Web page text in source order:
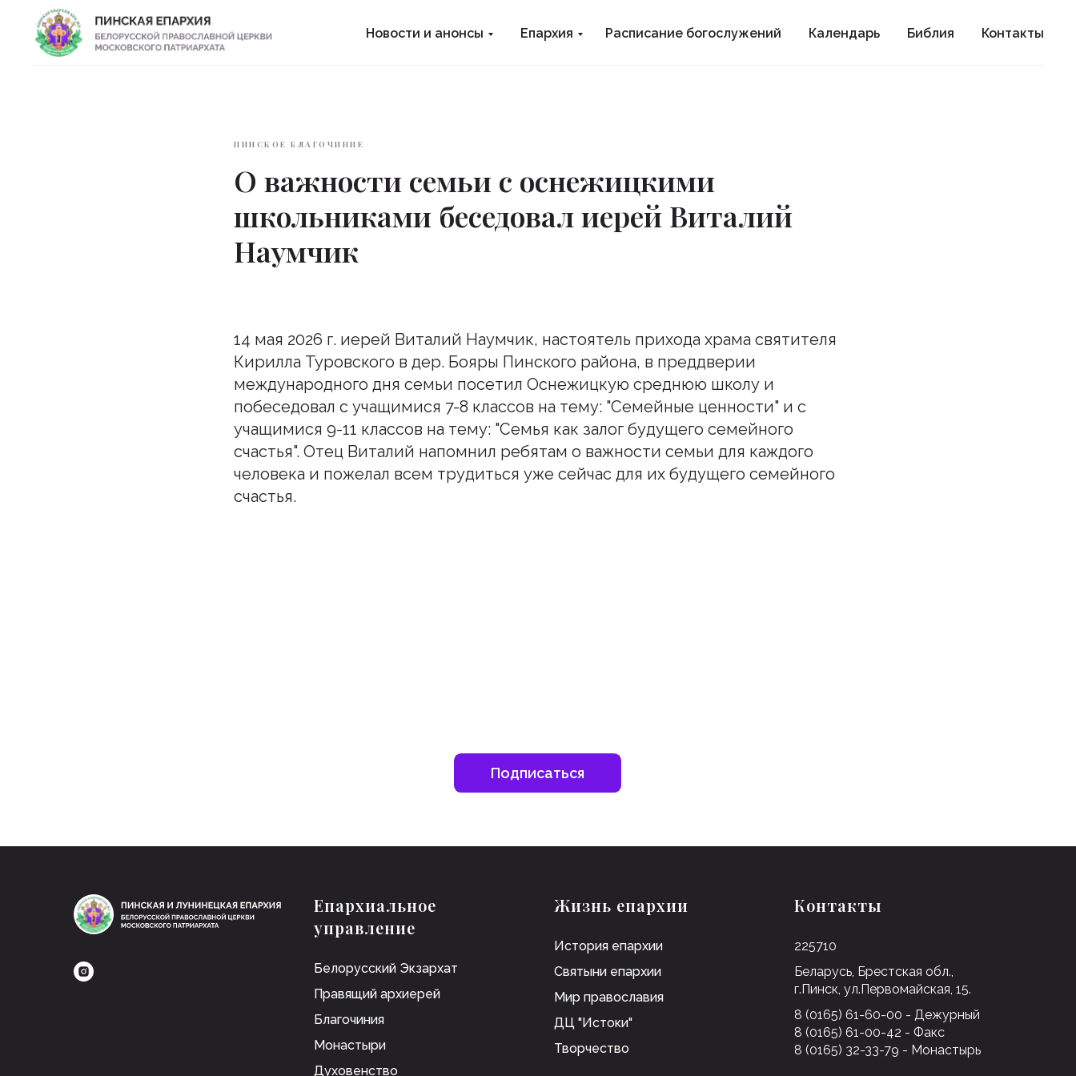
Новости и анонсы Епархия Расписание богослужений Календарь Библия Контакты
ПИНСКОЕ БЛАГОЧИНИЕ
О важности семьи с оснежицкими
школьниками беседовал иерей Виталий
Наумчик
14 мая 2026 г. иерей Виталий Наумчик, настоятель прихода храма святителя
Кирилла Туровского в дер. Бояры Пинского района, в преддверии
международного дня семьи посетил Оснежицкую среднюю школу и
побеседовал с учащимися 7-8 классов на тему: "Семейные ценности" и с
учащимися 9-11 классов на тему: "Семья как залог будущего семейного
счастья". Отец Виталий напомнил ребятам о важности семьи для каждого
человека и пожелал всем трудиться уже сейчас для их будущего семейного
счастья.
Епархиальное
управление
Белорусский Экзархат
Правящий архиерей
Благочиния
Монастыри
Духовенство
Жизнь епархии
История епархии
Святыни епархии
Мир православия
ДЦ "Истоки"
Творчество
Контакты
225710
Беларусь, Брестская обл.,
г.Пинск, ул.Первомайская, 15.
8 (0165) 61-60-00 - Дежурный
8 (0165) 61-00-42 - Факс
8 (0165) 32-33-79 - Монастырь